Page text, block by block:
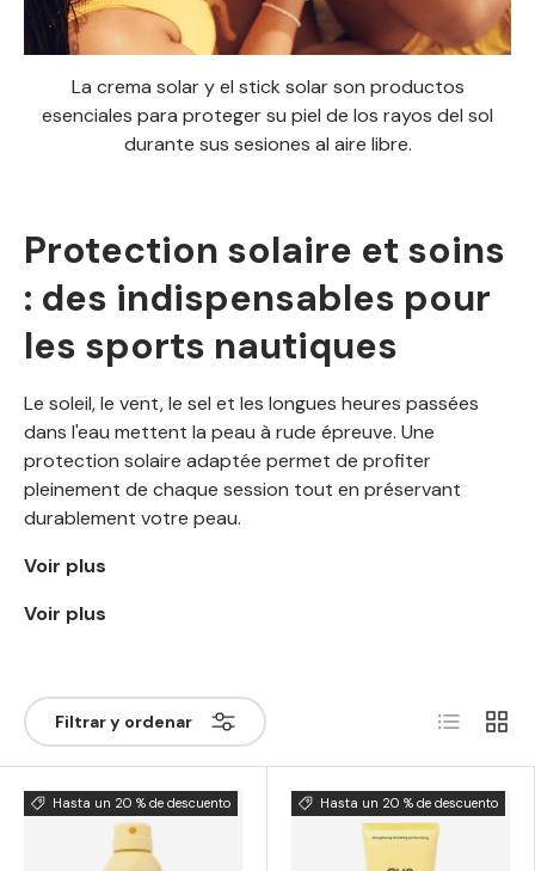
La crema solar y el stick solar son productos
esenciales para proteger su piel de los rayos del sol
durante sus sesiones al aire libre.
Protection solaire et soins
: des indispensables pour
les sports nautiques
Le soleil, le vent, le sel et les longues heures passées
dans l'eau mettent la peau à rude épreuve. Une
protection solaire adaptée permet de profiter
pleinement de chaque session tout en préservant
durablement votre peau.
Voir plus
Voir plus
Filtrar y ordenar Lista Rejilla
Hasta un 20 % de descuento Hasta un 20 % de descuento